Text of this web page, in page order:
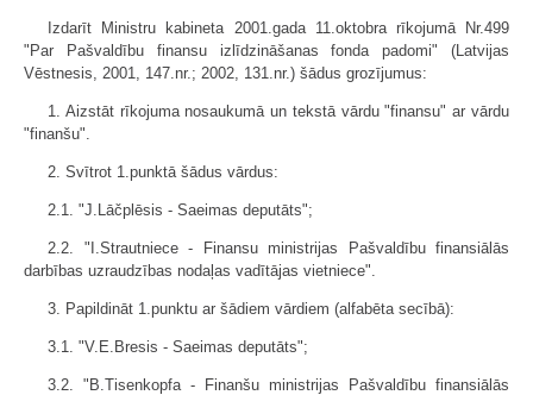
Izdarīt Ministru kabineta 2001.gada 11.oktobra rīkojumā Nr.499
"Par Pašvaldību finansu izlīdzināšanas fonda padomi" (Latvijas
Vēstnesis, 2001, 147.nr.; 2002, 131.nr.) šādus grozījumus:
1. Aizstāt rīkojuma nosaukumā un tekstā vārdu "finansu" ar vārdu
"finanšu".
2. Svītrot 1.punktā šādus vārdus:
2.1. "J.Lāčplēsis - Saeimas deputāts";
2.2. "I.Strautniece - Finansu ministrijas Pašvaldību finansiālās
darbības uzraudzības nodaļas vadītājas vietniece".
3. Papildināt 1.punktu ar šādiem vārdiem (alfabēta secībā):
3.1. "V.E.Bresis - Saeimas deputāts";
3.2. "B.Tisenkopfa - Finanšu ministrijas Pašvaldību finansiālās